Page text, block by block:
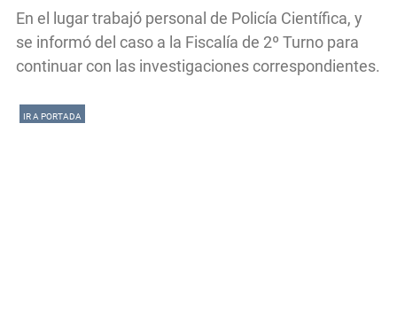
En el lugar trabajó personal de Policía Científica, y
se informó del caso a la Fiscalía de 2º Turno para
continuar con las investigaciones correspondientes.
IR A PORTADA